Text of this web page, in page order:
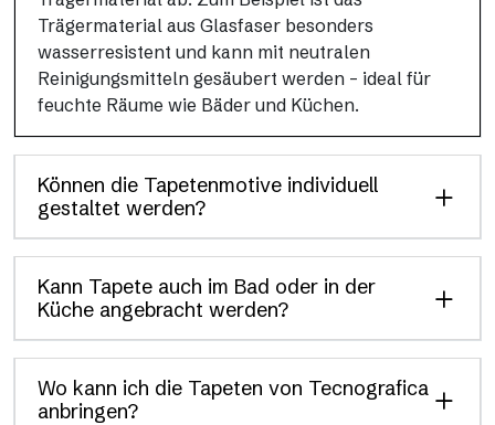
Trägermaterial aus Glasfaser besonders
wasserresistent und kann mit neutralen
Reinigungsmitteln gesäubert werden – ideal für
feuchte Räume wie Bäder und Küchen.
Können die Tapetenmotive individuell
gestaltet werden?
Kann Tapete auch im Bad oder in der
Küche angebracht werden?
Wo kann ich die Tapeten von Tecnografica
anbringen?